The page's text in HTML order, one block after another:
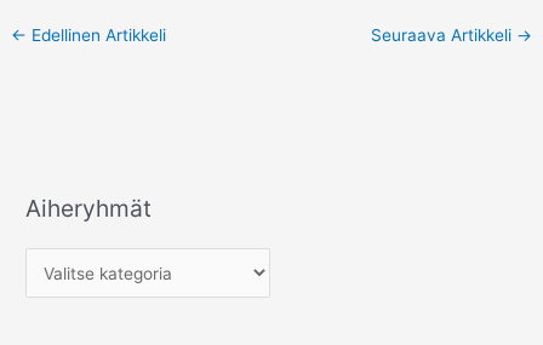
← Edellinen Artikkeli Seuraava Artikkeli →
Aiheryhmät
A
e